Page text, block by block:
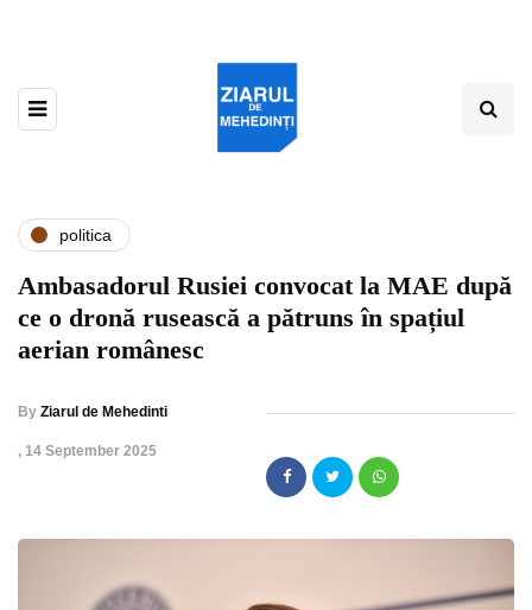
politica
Ambasadorul Rusiei convocat la MAE după
ce o dronă rusească a pătruns în spațiul
aerian românesc
By Ziarul de Mehedinti
, 14 September 2025